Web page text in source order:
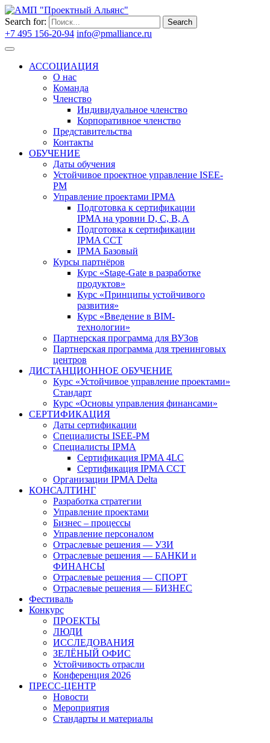
Search for: Search
+7 495 156-20-94 info@pmalliance.ru
АССОЦИАЦИЯ
О нас
Команда
Членство
Индивидуальное членство
Корпоративное членство
Представительства
Контакты
ОБУЧЕНИЕ
Даты обучения
Устойчивое проектное управление ISEE-
PM
Управление проектами IPMA
Подготовка к сертификации
IPMA на уровни D, C, B, A
Подготовка к сертификации
IPMA CCT
IPMA Базовый
Курсы партнёров
Курс «Stage-Gate в разработке
продуктов»
Курс «Принципы устойчивого
развития»
Курс «Введение в BIM-
технологии»
Партнерская программа для ВУЗов
Партнерская программа для тренинговых
центров
ДИСТАНЦИОННОЕ ОБУЧЕНИЕ
Курс «Устойчивое управление проектами»
Стандарт
Курс «Основы управления финансами»
СЕРТИФИКАЦИЯ
Даты сертификации
Специалисты ISEE-PM
Специалисты IPMA
Сертификация IPMA 4LC
Сертификация IPMA CCT
Организации IPMA Delta
КОНСАЛТИНГ
Разработка стратегии
Управление проектами
Бизнес – процессы
Управление персоналом
Отраслевые решения — УЗИ
Отраслевые решения — БАНКИ и
ФИНАНСЫ
Отраслевые решения — СПОРТ
Отраслевые решения — БИЗНЕС
Фестиваль
Конкурс
ПРОЕКТЫ
ЛЮДИ
ИССЛЕДОВАНИЯ
ЗЕЛЁНЫЙ ОФИС
Устойчивость отрасли
Конференция 2026
ПРЕСС-ЦЕНТР
Новости
Мероприятия
Стандарты и материалы